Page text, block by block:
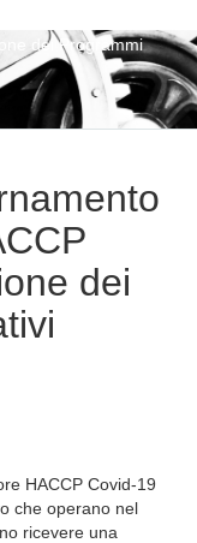
dei Programmi
dei
HACCP Covid-19
che operano nel
ricevere una